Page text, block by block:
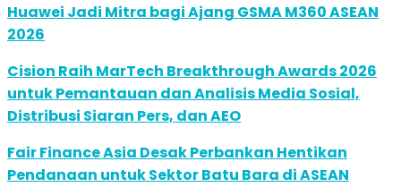
Huawei Jadi Mitra bagi Ajang GSMA M360 ASEAN
2026
Cision Raih MarTech Breakthrough Awards 2026
untuk Pemantauan dan Analisis Media Sosial,
Distribusi Siaran Pers, dan AEO
Fair Finance Asia Desak Perbankan Hentikan
Pendanaan untuk Sektor Batu Bara di ASEAN